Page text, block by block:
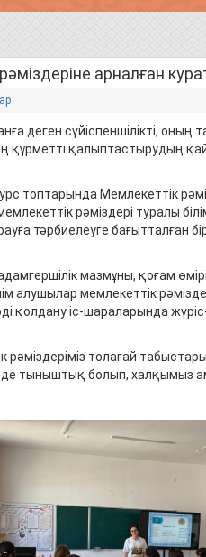
арналған
деген сүйіспеншілікті, оның
құрметті қалыптастырудың
топтарында Мемлекеттік
рәміздері туралы
тәрбиелеуге бағытталған
мазмұны, қоғам
алушылар мемлекеттік
қолдану іс-шараларында
толағай
тыныштық болып, халқымыз